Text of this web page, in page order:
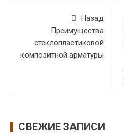
Назад
Преимущества
стеклопластиковой
композитной арматуры
СВЕЖИЕ ЗАПИСИ